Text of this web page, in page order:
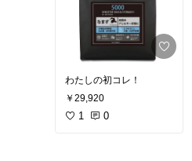
わたしの初コレ！
￥29,920
1 0